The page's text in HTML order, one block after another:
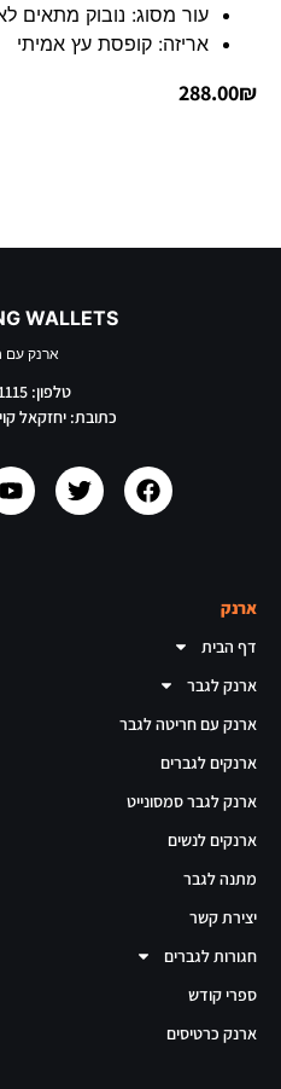
עור מסוג: נובוק מתאים
אריזה: קופסת עץ אמיתי
288.00₪
WALLETS
ארנק עם
טלפון: 03-5171115
כתובת: יחזקאל קויפמן 6
ארנק
דף הבית
ארנק לגבר
ארנק עם חריטה לגבר
ארנקים לגברים
ארנק לגבר סמסונייט
ארנקים לנשים
מתנה לגבר
יצירת קשר
חגורות לגברים
ספרי קודש
ארנק כרטיסים